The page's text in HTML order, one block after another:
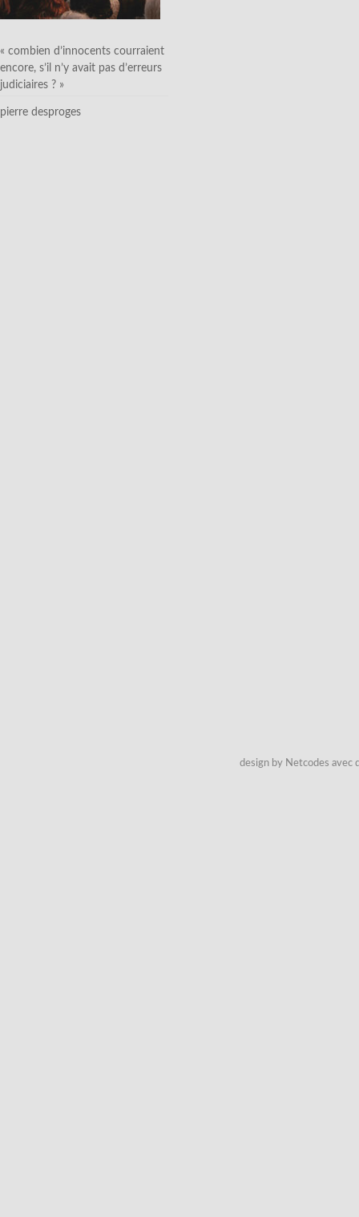
« combien d’innocents courraient
encore, s’il n’y avait pas d’erreurs
judiciaires ? »
pierre desproges
design by Netcodes avec